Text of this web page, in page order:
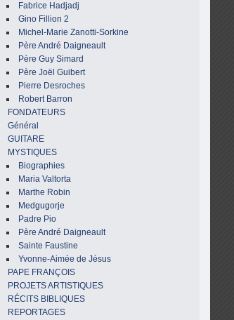
Fabrice Hadjadj
Gino Fillion 2
Michel-Marie Zanotti-Sorkine
Père André Daigneault
Père Guy Simard
Père Joël Guibert
Pierre Desroches
Robert Barron
FONDATEURS
Général
GUITARE
MYSTIQUES
Biographies
Maria Valtorta
Marthe Robin
Medgugorje
Padre Pio
Père André Daigneault
Sainte Faustine
Yvonne-Aimée de Jésus
PAPE FRANÇOIS
PROJETS ARTISTIQUES
RÉCITS BIBLIQUES
REPORTAGES